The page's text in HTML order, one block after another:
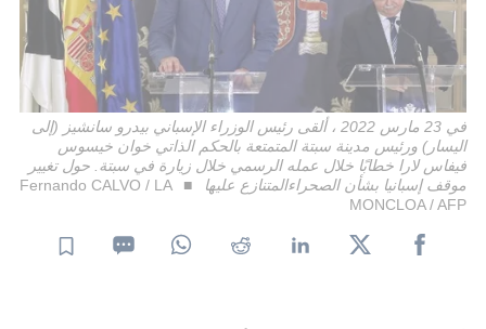
في 23 مارس 2022 ، ألقى رئيس الوزراء الإسباني بيدرو سانشيز (إلى
اليسار) ورئيس مدينة سبتة المتمتعة بالحكم الذاتي خوان خيسوس
فيفاس لارا خطابًا خلال عمله الرسمي خلال زيارة في سبتة. حول تغيير
موقف إسبانيا بشأن الصحراءالمتنازع عليها
Fernando CALVO / LA
MONCLOA / AFP